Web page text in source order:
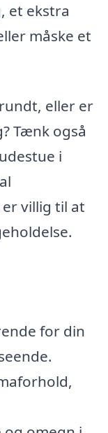
et ekstra
måske et
eller er
Tænk også
i
villig til at
for din